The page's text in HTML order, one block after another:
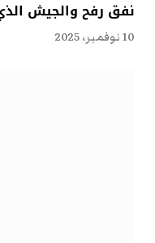
نفق رفح والجيش
10 نوفمبر، 2025